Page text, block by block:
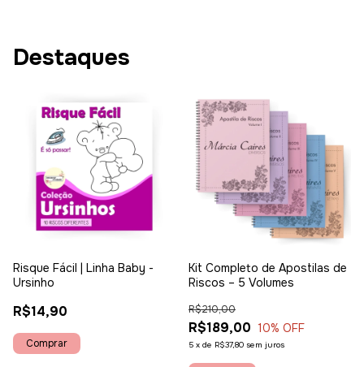
Destaques
Risque Fácil | Linha Baby -
Ursinho
R$14,90
Kit Completo de Apostilas de
Riscos – 5 Volumes
R$189,00
R$210,00
10% OFF
5 x de R$37,80 sem juros